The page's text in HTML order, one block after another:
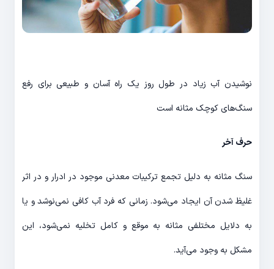
نوشیدن آب زیاد در طول روز یک راه آسان و طبیعی برای رفع
سنگ‌های کوچک مثانه است
حرف آخر
سنگ مثانه به دلیل تجمع ترکیبات معدنی موجود در ادرار و در اثر
غلیظ شدن آن ایجاد می‌شود. زمانی که فرد آب کافی نمی‌نوشد و یا
به دلایل مختلفی مثانه به موقع و کامل تخلیه نمی‌شود، این
مشکل به وجود می‌آید.